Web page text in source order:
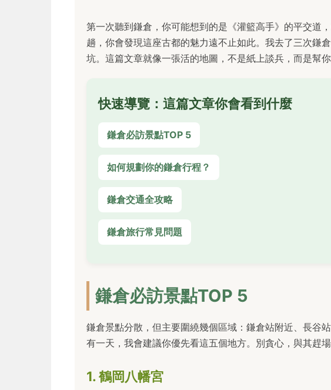
第一次聽到鎌倉，你可能想到的是《灌籃高手》的平交道
趟，你會發現這座古都的魅力遠不止如此。我去了三次鎌
坑。這篇文章就像一張活的地圖，不是紙上談兵，而是幫你
快速導覽：這篇文章你會看到什麼
鎌倉必訪景點TOP 5
如何規劃你的鎌倉行程？
鎌倉交通全攻略
鎌倉旅行常見問題
鎌倉必訪景點TOP 5
鎌倉景點分散，但主要圍繞幾個區域：鎌倉站附近、長谷
有一天，我會建議你優先看這五個地方。別貪心，與其趕場
1. 鶴岡八幡宮